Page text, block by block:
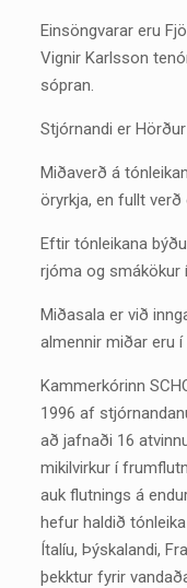
Einsöngvarar eru
Vignir Karlsson
sópran.
Stjórnandi er
Miðaverð á
öryrkja, en fullt verð
Eftir tónleikana
rjóma og smákökur
Miðasala er við
almennir miðar eru í
Kammerkórinn
1996 af
að jafnaði 16
mikilvirkur í
auk flutnings á
hefur haldið
Ítalíu, Þýskalandi,
þekktur fyrir